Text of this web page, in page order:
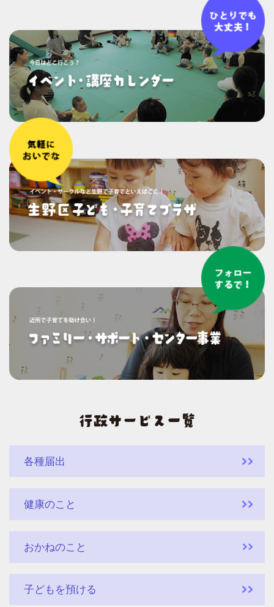
各種届出
健康のこと
おかねのこと
子どもを預ける